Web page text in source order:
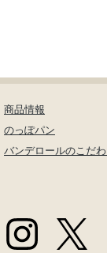
商品情報
のっぽパン
バンデロールのこだ